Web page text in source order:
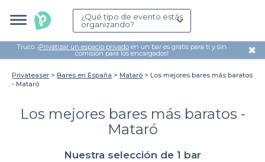
¿Qué tipo de evento estás
organizando?
Truco: ¡Privatizar un espacio privado en un bar es gratis para ti y sin
comisión para los encargados! ✖
Privateaser Bares en España Mataró
Los mejores bares más baratos
- Mataró
Los mejores bares más baratos -
Mataró
Nuestra selección de 1 bar